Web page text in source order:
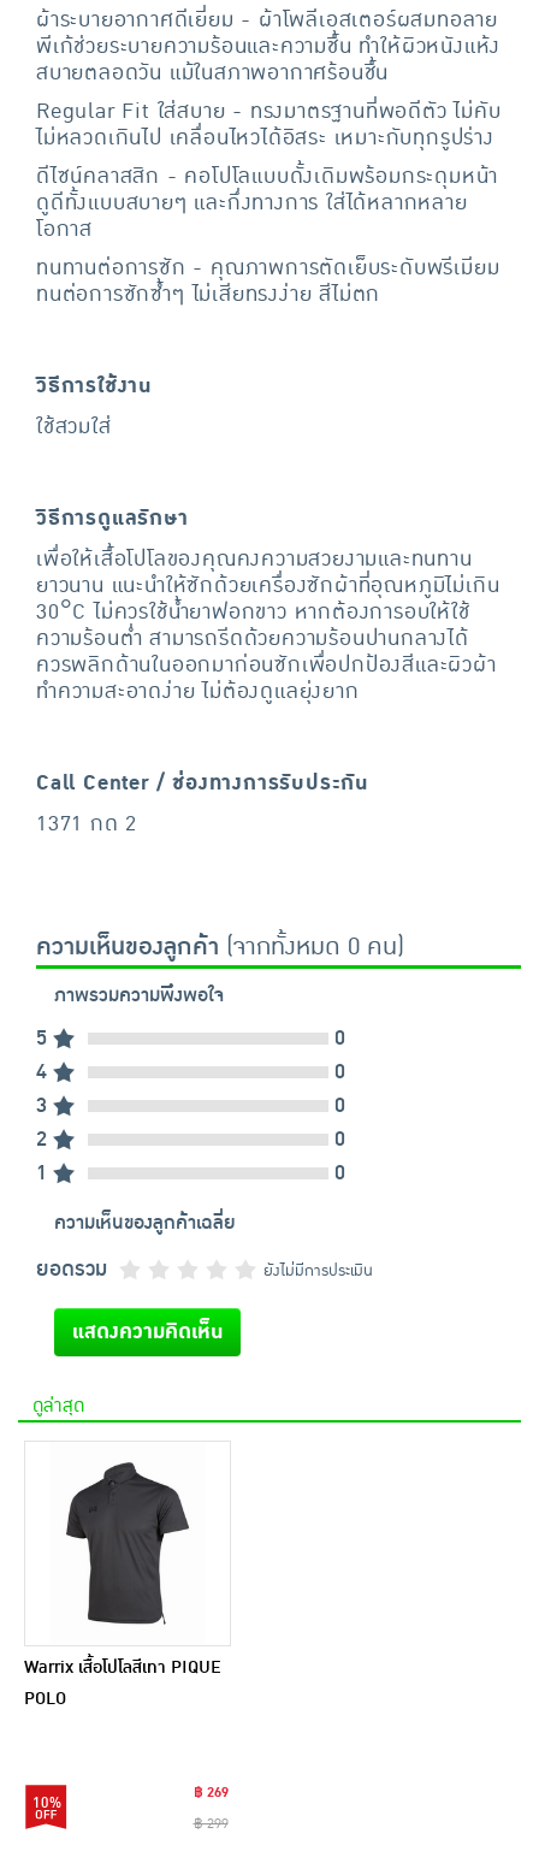
ผ้าระบายอากาศดีเยี่ยม - ผ้าโพลีเอสเตอร์ผสมทอลาย
พีเก้ช่วยระบายความร้อนและความชื้น ทำให้ผิวหนังแห้ง
สบายตลอดวัน แม้ในสภาพอากาศร้อนชื้น
Regular Fit ใส่สบาย - ทรงมาตรฐานที่พอดีตัว ไม่คับ
ไม่หลวดเกินไป เคลื่อนไหวได้อิสระ เหมาะกับทุกรูปร่าง
ดีไซน์คลาสสิก - คอโปโลแบบดั้งเดิมพร้อมกระดุมหน้า
ดูดีทั้งแบบสบายๆ และกึ่งทางการ ใส่ได้หลากหลาย
โอกาส
ทนทานต่อการซัก - คุณภาพการตัดเย็บระดับพรีเมียม
ทนต่อการซักซ้ำๆ ไม่เสียทรงง่าย สีไม่ตก
วิธีการใช้งาน
ใช้สวมใส่
วิธีการดูแลรักษา
เพื่อให้เสื้อโปโลของคุณคงความสวยงามและทนทาน
ยาวนาน แนะนำให้ซักด้วยเครื่องซักผ้าที่อุณหภูมิไม่เกิน
30°C ไม่ควรใช้น้ำยาฟอกขาว หากต้องการอบให้ใช้
ความร้อนต่ำ สามารถรีดด้วยความร้อนปานกลางได้
ควรพลิกด้านในออกมาก่อนซักเพื่อปกป้องสีและผิวผ้า
ทำความสะอาดง่าย ไม่ต้องดูแลยุ่งยาก
Call Center / ช่องทางการรับประกัน
1371 กด 2
ความเห็นของลูกค้า (จากทั้งหมด 0 คน)
ภาพรวมความพึงพอใจ
5
0
4
0
3
0
2
0
1
0
ความเห็นของลูกค้าเฉลี่ย
ยอดรวม ยังไม่มีการประเมิน
แสดงความคิดเห็น
ดูล่าสุด
Warrix เสื้อโปโลสีเทา PIQUE
POLO
10%
฿ 269
฿ 299